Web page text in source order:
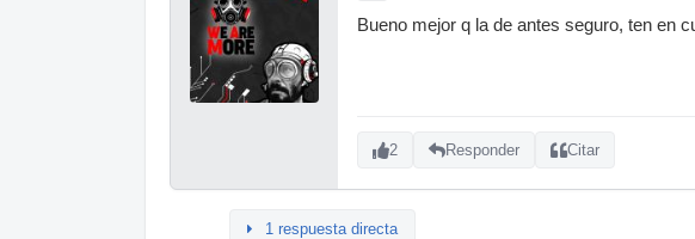
Bueno mejor q la de antes seguro, ten en
2 Responder Citar
1 respuesta directa